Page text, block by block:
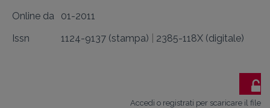
Online da
01-2011
Issn
1124-9137 (stampa) 2385-118X (digitale)
Accedi o registrati per scaricare il file